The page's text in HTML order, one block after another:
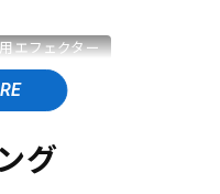
エフェクター
エフェクター
スイッチ
エフェクター/電源周辺機器
グ